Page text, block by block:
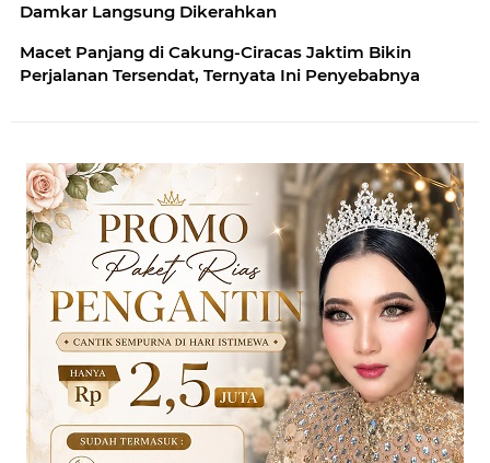
Damkar Langsung Dikerahkan
Macet Panjang di Cakung-Ciracas Jaktim Bikin
Perjalanan Tersendat, Ternyata Ini Penyebabnya